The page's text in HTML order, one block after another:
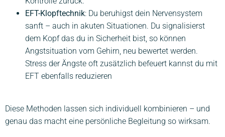
EFT-Klopftechnik: Du beruhigst dein Nervensystem
sanft – auch in akuten Situationen. Du signalisierst
dem Kopf das du in Sicherheit bist, so können
Angstsituation vom Gehirn, neu bewertet werden.
Stress der Ängste oft zusätzlich befeuert kannst du mit
EFT ebenfalls reduzieren
Diese Methoden lassen sich individuell kombinieren – und
genau das macht eine persönliche Begleitung so wirksam.